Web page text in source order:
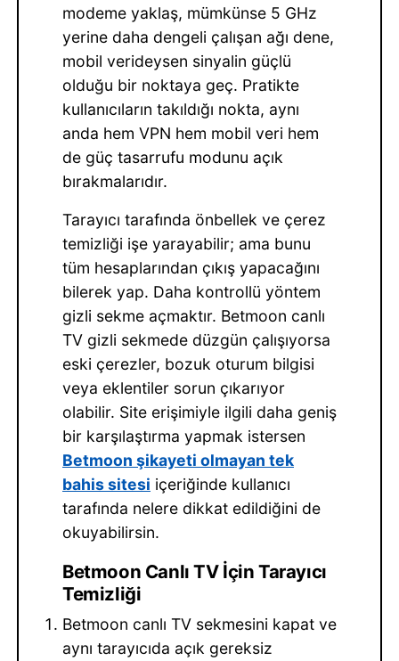
modeme yaklaş, mümkünse 5 GHz
yerine daha dengeli çalışan ağı dene,
mobil verideysen sinyalin güçlü
olduğu bir noktaya geç. Pratikte
kullanıcıların takıldığı nokta, aynı
anda hem VPN hem mobil veri hem
de güç tasarrufu modunu açık
bırakmalarıdır.
Tarayıcı tarafında önbellek ve çerez
temizliği işe yarayabilir; ama bunu
tüm hesaplarından çıkış yapacağını
bilerek yap. Daha kontrollü yöntem
gizli sekme açmaktır. Betmoon canlı
TV gizli sekmede düzgün çalışıyorsa
eski çerezler, bozuk oturum bilgisi
veya eklentiler sorun çıkarıyor
olabilir. Site erişimiyle ilgili daha geniş
bir karşılaştırma yapmak istersen
Betmoon şikayeti olmayan tek
bahis sitesi içeriğinde kullanıcı
tarafında nelere dikkat edildiğini de
okuyabilirsin.
Betmoon Canlı TV İçin Tarayıcı
Temizliği
Betmoon canlı TV sekmesini kapat ve
aynı tarayıcıda açık gereksiz